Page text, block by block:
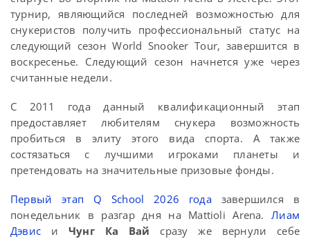
турнир, являющийся последней возможностью для
снукеристов получить профессиональный статус на
следующий сезон World Snooker Tour, завершится в
воскресенье. Следующий сезон начнется уже через
считанные недели.
С 2011 года данный квалификационный этап
предоставляет любителям снукера возможность
пробиться в элиту этого вида спорта. А также
состязаться с лучшими игроками планеты и
претендовать на значительные призовые фонды.
Первый этап Q School 2026 годазавершился в
понедельник в разгар дня на Mattioli Arena.Лиам
Дэвис и Чунг Ка Вай сразу же вернули себе